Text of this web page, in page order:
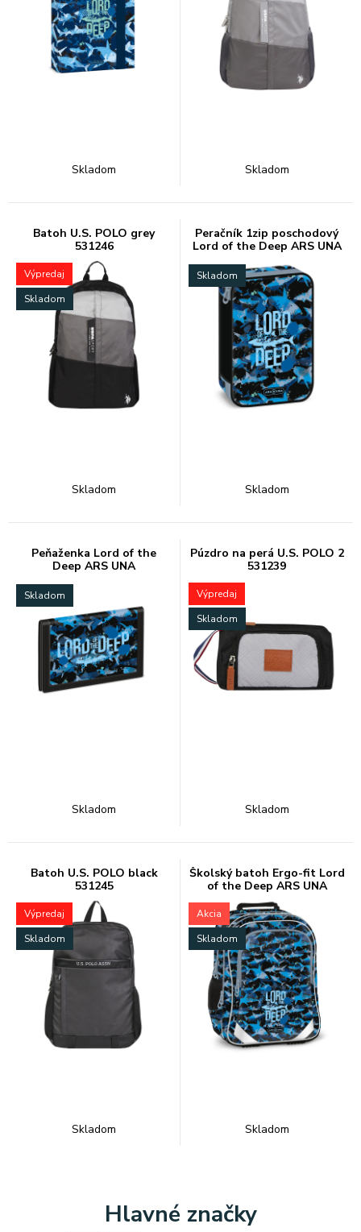
Skladom Skladom
Batoh U.S. POLO grey
531246
Výpredaj
Skladom
Skladom
Peračník 1zip poschodový
Lord of the Deep ARS UNA
Skladom
Skladom
Peňaženka Lord of the
Deep ARS UNA
Skladom
Skladom
Púzdro na perá U.S. POLO 2
531239
Výpredaj
Skladom
Skladom
Batoh U.S. POLO black
531245
Výpredaj
Skladom
Skladom
Školský batoh Ergo-fit Lord
of the Deep ARS UNA
Akcia
Skladom
Skladom
Hlavné značky